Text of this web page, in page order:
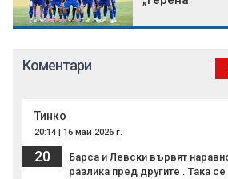
Коментари
Тинко
20:14 | 16 май 2026 г.
20
Барса и Левски вървят
разлика пред другите . Така